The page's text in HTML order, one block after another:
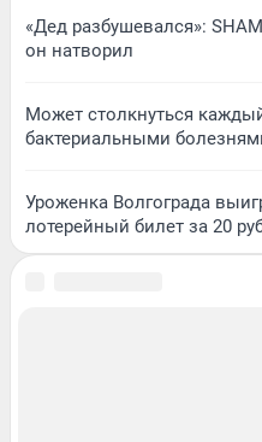
«Дед разбушевался»:
он натворил
Может столкнуться
бактериальными
Уроженка Волгограда
лотерейный билет за 20